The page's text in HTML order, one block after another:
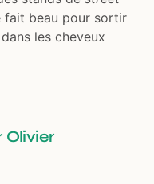
fait beau pour sortir
les cheveux
Olivier